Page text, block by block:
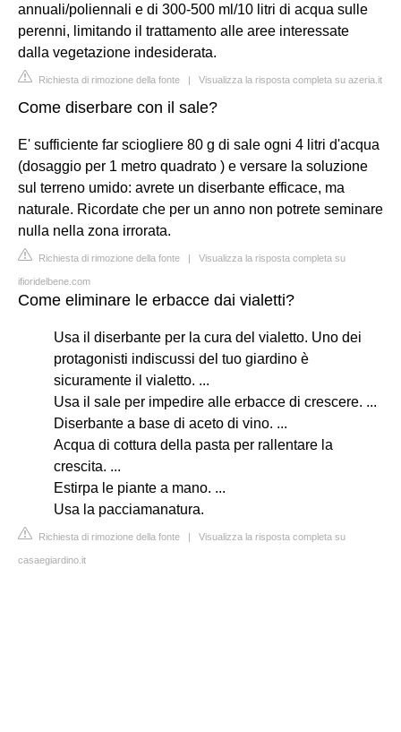
annuali/poliennali e di 300-500 ml/10 litri di acqua sulle
perenni, limitando il trattamento alle aree interessate
dalla vegetazione indesiderata.
Richiesta di rimozione della fonte | Visualizza la risposta completa su azeria.it
Come diserbare con il sale?
E' sufficiente far sciogliere 80 g di sale ogni 4 litri d'acqua
(dosaggio per 1 metro quadrato ) e versare la soluzione
sul terreno umido: avrete un diserbante efficace, ma
naturale. Ricordate che per un anno non potrete seminare
nulla nella zona irrorata.
Richiesta di rimozione della fonte | Visualizza la risposta completa su
ifioridelbene.com
Come eliminare le erbacce dai vialetti?
Usa il diserbante per la cura del vialetto. Uno dei
protagonisti indiscussi del tuo giardino è
sicuramente il vialetto. ...
Usa il sale per impedire alle erbacce di crescere. ...
Diserbante a base di aceto di vino. ...
Acqua di cottura della pasta per rallentare la
crescita. ...
Estirpa le piante a mano. ...
Usa la pacciamanatura.
Richiesta di rimozione della fonte | Visualizza la risposta completa su
casaegiardino.it